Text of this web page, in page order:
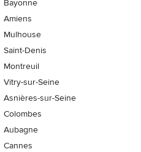
Bayonne
Amiens
Mulhouse
Saint-Denis
Montreuil
Vitry-sur-Seine
Asnières-sur-Seine
Colombes
Aubagne
Cannes